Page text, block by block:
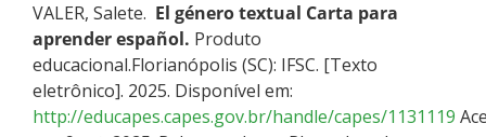
VALER, Salete. El género textual Carta para
aprender español. Produto
educacional.Florianópolis (SC): IFSC. [Texto
eletrônico]. 2025. Disponível em:
http://educapes.capes.gov.br/handle/capes/1131119